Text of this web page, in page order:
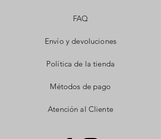
FAQ
Envío y devoluciones
Política de la tienda
Métodos de pago
Atención al Cliente